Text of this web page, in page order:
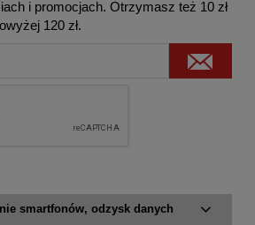
i promocjach. Otrzymasz też 10 zł
120 zł.
smartfonów, odzysk danych